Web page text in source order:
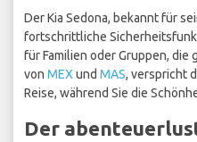
Der Kia Sedona, bekannt für
fortschrittliche
für Familien oder Gruppen, die
von MEX und MAS, verspricht
Reise, während Sie die
Der